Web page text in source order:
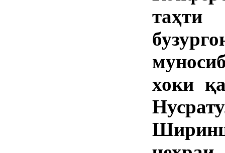
таҳти
хоки